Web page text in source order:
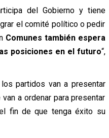
del Gobierno y tiene
el comité político o pedir
Comunes también espera
posiciones en el futuro“,
partidos van a presentar
a ordenar para presentar
fin de que tenga éxito su